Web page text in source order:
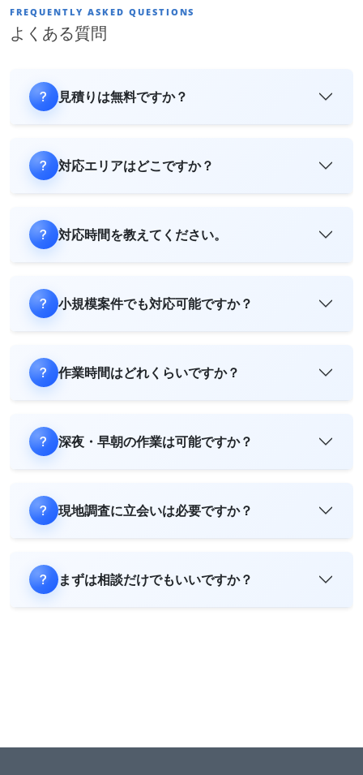
FREQUENTLY ASKED QUESTIONS
よくある質問
見積りは無料ですか？
対応エリアはどこですか？
対応時間を教えてください。
小規模案件でも対応可能ですか？
作業時間はどれくらいですか？
深夜・早朝の作業は可能ですか？
現地調査に立会いは必要ですか？
まずは相談だけでもいいですか？